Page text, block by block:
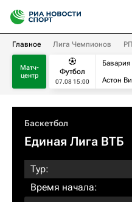
Главное Лига Чемпионов
Матч-
центр
Футбол
07.08 15:00
Бавария
Астон
Баскетбол
Единая Лига ВТБ
Тур:
Время начала: